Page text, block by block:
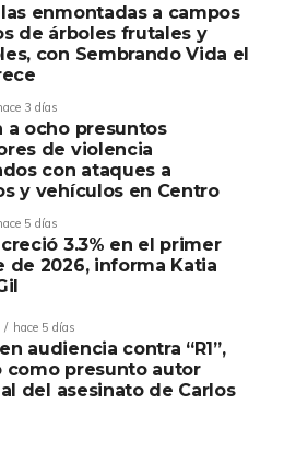
enmontadas a campos
de árboles frutales y
con Sembrando Vida el
3 días
a ocho presuntos
de violencia
con ataques a
y vehículos en Centro
5 días
3.3% en el primer
de 2026, informa Katia
hace 5 días
audiencia contra “R1”,
como presunto autor
del asesinato de Carlos